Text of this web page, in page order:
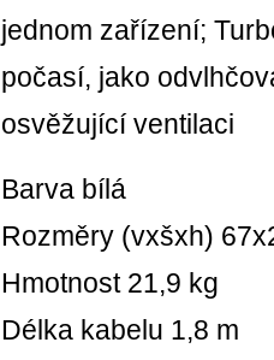
jednom zařízení;
počasí, jako
osvěžující ventilaci
Barva bílá
Rozměry (vxšxh)
Hmotnost 21,9 kg
Délka kabelu 1,8 m